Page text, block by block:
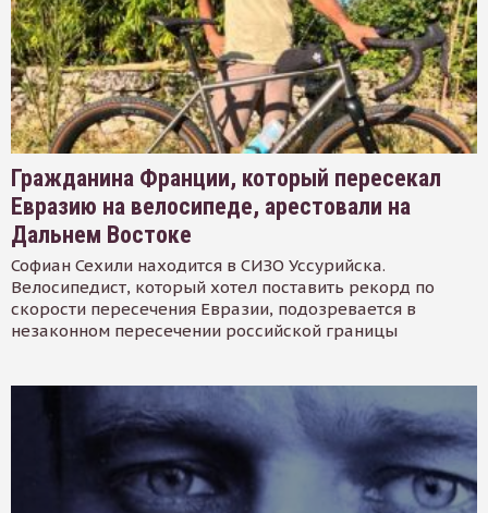
Гражданина Франции, который пересекал
Евразию на велосипеде, арестовали на
Дальнем Востоке
Софиан Сехили находится в СИЗО Уссурийска.
Велосипедист, который хотел поставить рекорд по
скорости пересечения Евразии, подозревается в
незаконном пересечении российской границы